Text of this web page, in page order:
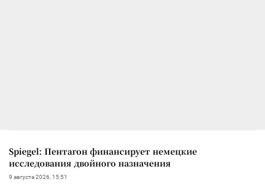
Spiegel: Пентагон финансирует немецкие
исследования двойного назначения
9 августа 2026, 15:51